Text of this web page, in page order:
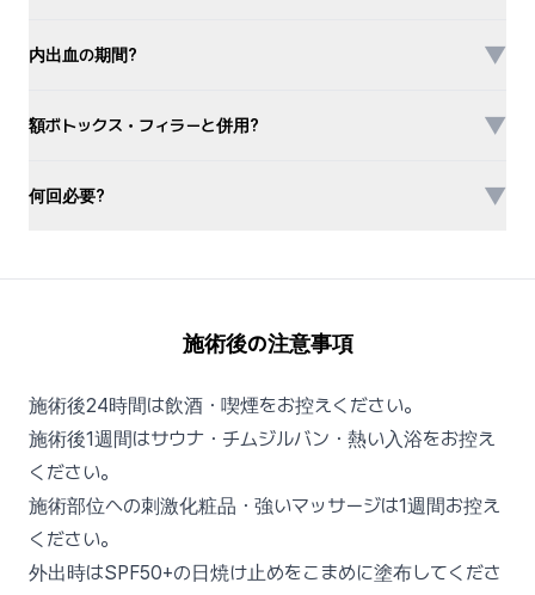
内出血の期間? ▼
額ボトックス・フィラーと併用? ▼
何回必要? ▼
施術後の注意事項
施術後24時間は飲酒・喫煙をお控えください。
施術後1週間はサウナ・チムジルバン・熱い入浴をお控え
ください。
施術部位への刺激化粧品・強いマッサージは1週間お控え
ください。
外出時はSPF50+の日焼け止めをこまめに塗布してくださ